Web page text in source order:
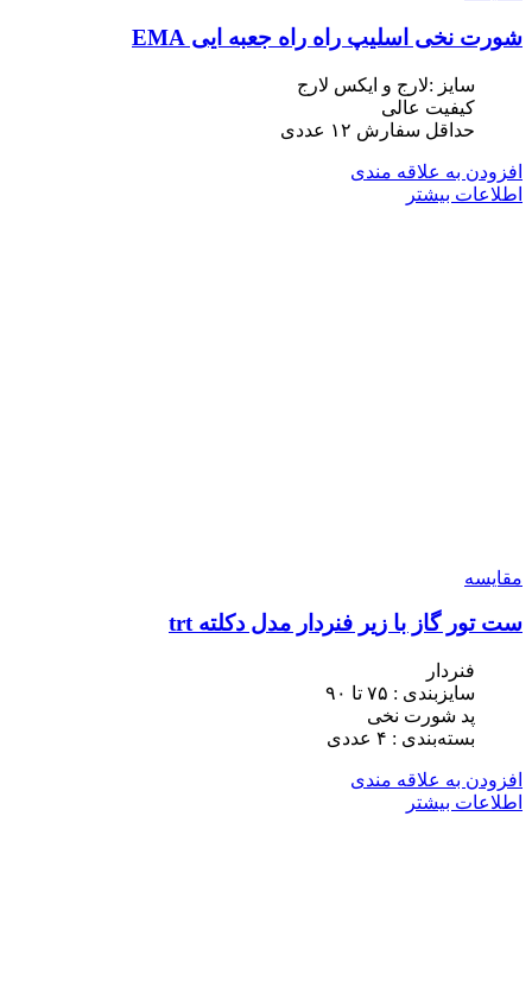
شورت نخی اسلیپ راه راه جعبه ایی EMA
سایز :لارج و ایکس لارج
کیفیت عالی
حداقل سفارش ١٢ عددی
افزودن به علاقه مندی
اطلاعات بیشتر
مقایسه
ست تور گاز با زیر فنردار مدل دکلته trt
فنردار
سایزبندی : ٧۵ تا ٩٠
پد شورت نخی
بسته‌بندی : ۴ عددی
افزودن به علاقه مندی
اطلاعات بیشتر